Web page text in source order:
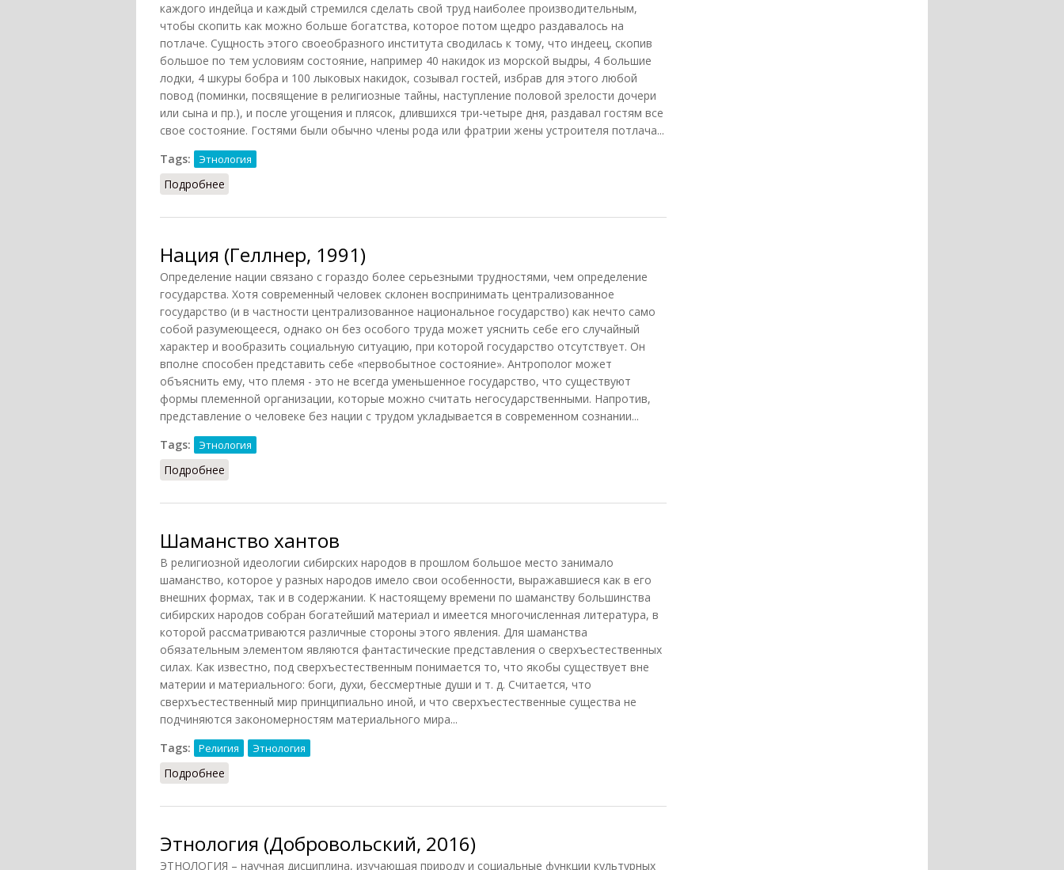
каждого индейца и каждый стремился сделать свой труд наиболее производительным,
чтобы скопить как можно больше богатства, которое потом щедро раздавалось на
потлаче. Сущность этого своеобразного института сводилась к тому, что индеец, скопив
большое по тем условиям состояние, например 40 накидок из морской выдры, 4 большие
лодки, 4 шкуры бобра и 100 лыковых накидок, созывал гостей, избрав для этого любой
повод (поминки, посвящение в религиозные тайны, наступление половой зрелости дочери
или сына и пр.), и после угощения и плясок, длившихся три-четыре дня, раздавал гостям все
свое состояние. Гостями были обычно члены рода или фратрии жены устроителя потлача...
Tags:
Этнология
Подробнее
Нация (Геллнер, 1991)
Определение нации связано с гораздо более серьезными трудностями, чем определение
государства. Хотя современный человек склонен воспринимать централизованное
государство (и в частности централизованное национальное государство) как нечто само
собой разумеющееся, однако он без особого труда может уяснить себе его случайный
характер и вообразить социальную ситуацию, при которой государство отсутствует. Он
вполне способен представить себе «первобытное состояние». Антрополог может
объяснить ему, что племя - это не всегда уменьшенное государство, что существуют
формы племенной организации, которые можно считать негосударственными. Напротив,
представление о человеке без нации с трудом укладывается в современном сознании...
Tags:
Этнология
Подробнее
Шаманство хантов
В религиозной идеологии сибирских народов в прошлом большое место занимало
шаманство, которое у разных народов имело свои особенности, выражавшиеся как в его
внешних формах, так и в содержании. К настоящему времени по шаманству большинства
сибирских народов собран богатейший материал и имеется многочисленная литература, в
которой рассматриваются различные стороны этого явления. Для шаманства
обязательным элементом являются фантастические представления о сверхъестественных
силах. Как известно, под сверхъестественным понимается то, что якобы существует вне
материи и материального: боги, духи, бессмертные души и т. д. Считается, что
сверхъестественный мир принципиально иной, и что сверхъестественные существа не
подчиняются закономерностям материального мира...
Tags:
Религия Этнология
Подробнее
Этнология (Добровольский, 2016)
ЭТНОЛОГИЯ – научная дисциплина, изучающая природу и социальные функции культурных